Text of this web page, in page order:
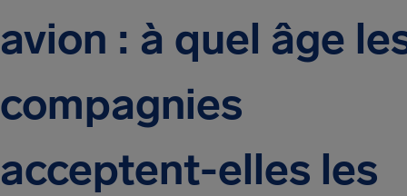
avion : à quel âge
compagnies
acceptent-elles les